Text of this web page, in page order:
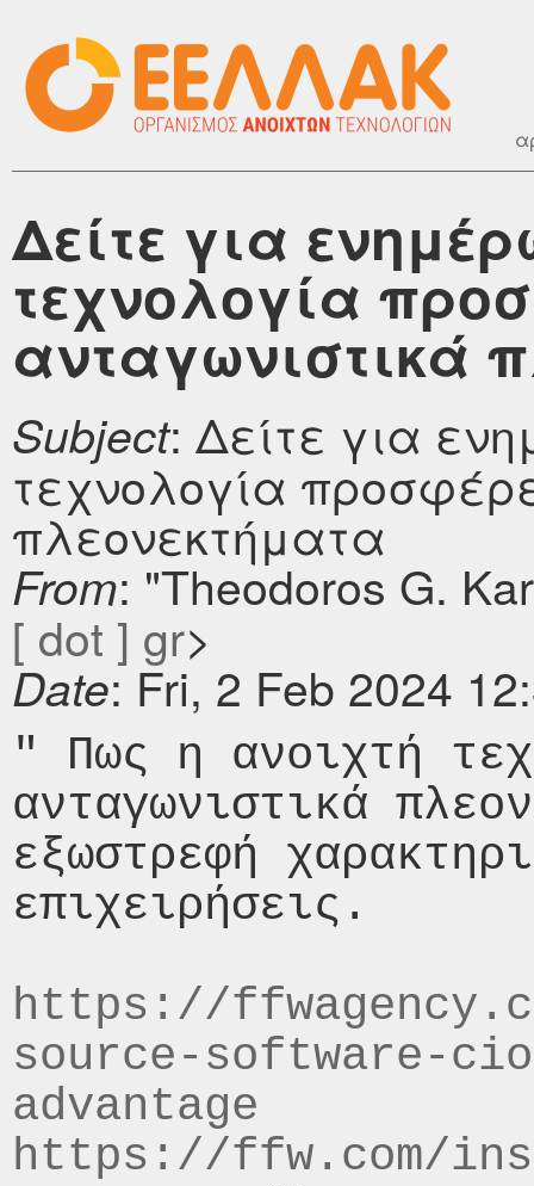
Δείτε για
τεχνολογία
ανταγωνιστικά
Subject: Δείτε για
τεχνολογία
πλεονεκτήματα
From: "Theodoros G.
[ dot ] gr>
Date: Fri, 2 Feb 2024
" Πως η ανοιχτή
ανταγωνιστικά
εξωστρεφή
επιχειρήσεις.
https://
source-software-
advantage
https://ffw.com/